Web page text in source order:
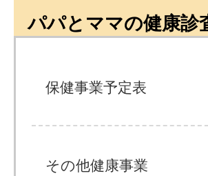
パパとママの健康診
保健事業予定表
その他健康事業